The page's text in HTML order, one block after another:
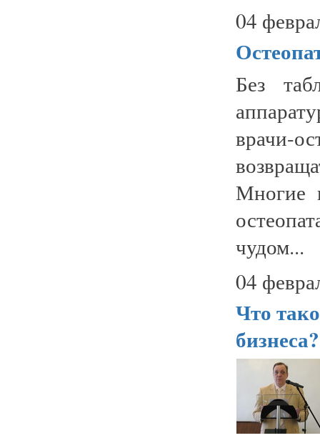
04
Без
врачи-
Многие
чудом...
04
Что
бизнеса?